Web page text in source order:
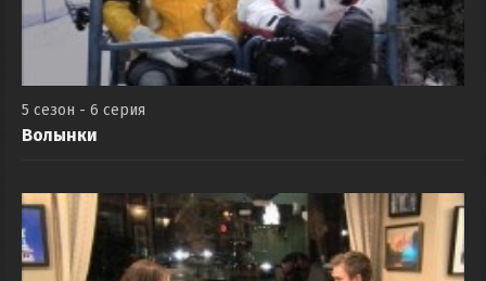
5 сезон - 6 серия